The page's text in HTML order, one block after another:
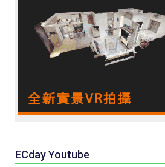
ECday Youtube